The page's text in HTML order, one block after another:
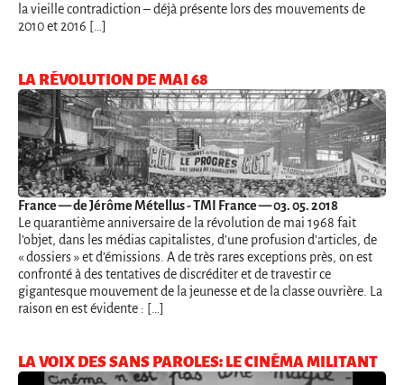
la vieille contradiction – déjà présente lors des mouvements de
2010 et 2016 […]
LA RÉVOLUTION DE MAI 68
France— de Jérôme Métellus - TMI France — 03. 05. 2018
Le quarantième anniversaire de la révolution de mai 1968 fait
l’objet, dans les médias capitalistes, d’une profusion d’articles, de
« dossiers » et d’émissions. A de très rares exceptions près, on est
confronté à des tentatives de discréditer et de travestir ce
gigantesque mouvement de la jeunesse et de la classe ouvrière. La
raison en est évidente : […]
LA VOIX DES SANS PAROLES: LE CINÉMA MILITANT